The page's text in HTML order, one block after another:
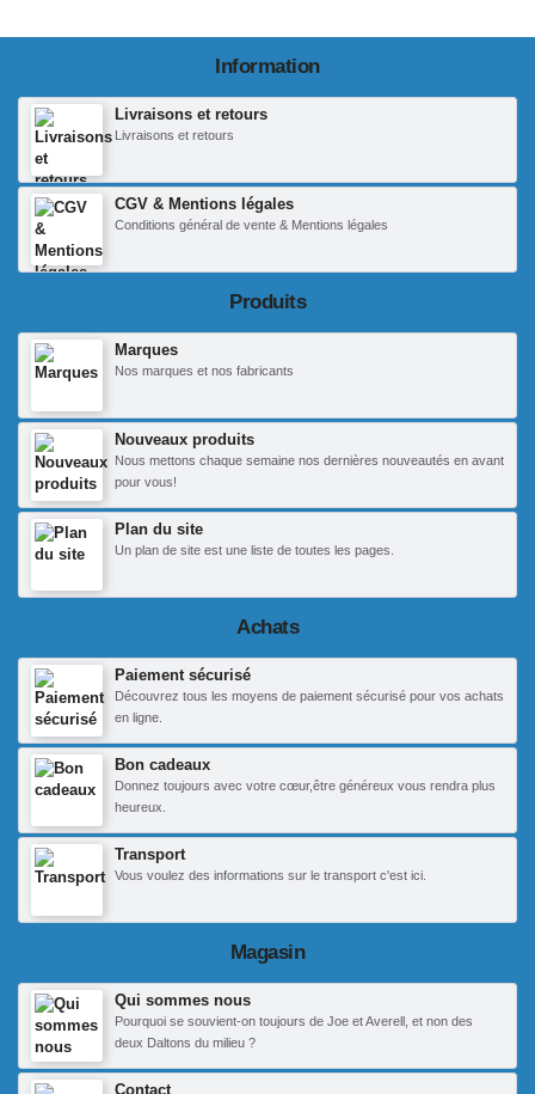
Information
Livraisons et retours
Livraisons et retours
CGV & Mentions légales
Conditions général de vente & Mentions légales
Produits
Marques
Nos marques et nos fabricants
Nouveaux produits
Nous mettons chaque semaine nos dernières nouveautés en avant
pour vous!
Plan du site
Un plan de site est une liste de toutes les pages.
Achats
Paiement sécurisé
Découvrez tous les moyens de paiement sécurisé pour vos achats
en ligne.
Bon cadeaux
Donnez toujours avec votre cœur,être généreux vous rendra plus
heureux.
Transport
Vous voulez des informations sur le transport c'est ici.
Magasin
Qui sommes nous
Pourquoi se souvient-on toujours de Joe et Averell, et non des
deux Daltons du milieu ?
Contact